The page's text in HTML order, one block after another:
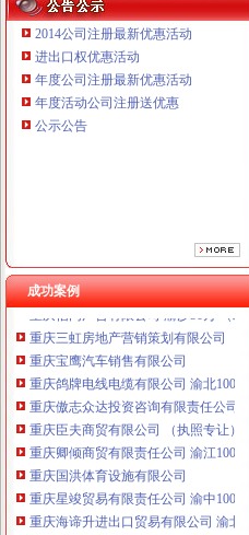
本站导航
2014公司注册最新优惠活动
进出口权优惠活动
年度公司注册最新优惠活动
年度活动公司注册送优惠
公示公告
成功案例
重庆鸽牌电线电缆有限公司 渝北
重庆傲志众达投资咨询有限责任公司
重庆海谛升进出口贸易有限公司 渝北
重庆奕欣锦诚商贸有限公司 渝九50万
重庆信同广告有限公司 渝沙50万 （工
重庆三虹房地产营销策划有限公司
重庆宝鹰汽车销售有限公司
重庆鸽牌电线电缆有限公司 渝北10010
重庆傲志众达投资咨询有限责任公司
重庆臣夫商贸有限公司 （执照专让）
重庆卿倾商贸有限责任公司 渝江100万
重庆国洪体育设施有限公司
重庆星竣贸易有限责任公司 渝中100万
重庆海谛升进出口贸易有限公司 渝北
重庆奕欣锦诚商贸有限公司 渝九50万